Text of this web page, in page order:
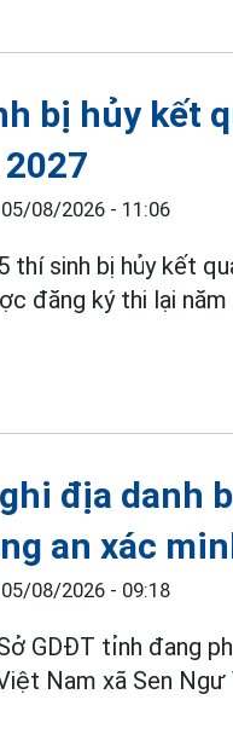
bị hủy kết
05/08/2026 - 11:06
thí sinh bị hủy kết
đăng ký thi lại năm
địa danh
an xác
05/08/2026 - 09:18
GDĐT tỉnh đang
Nam xã Sen Ngư